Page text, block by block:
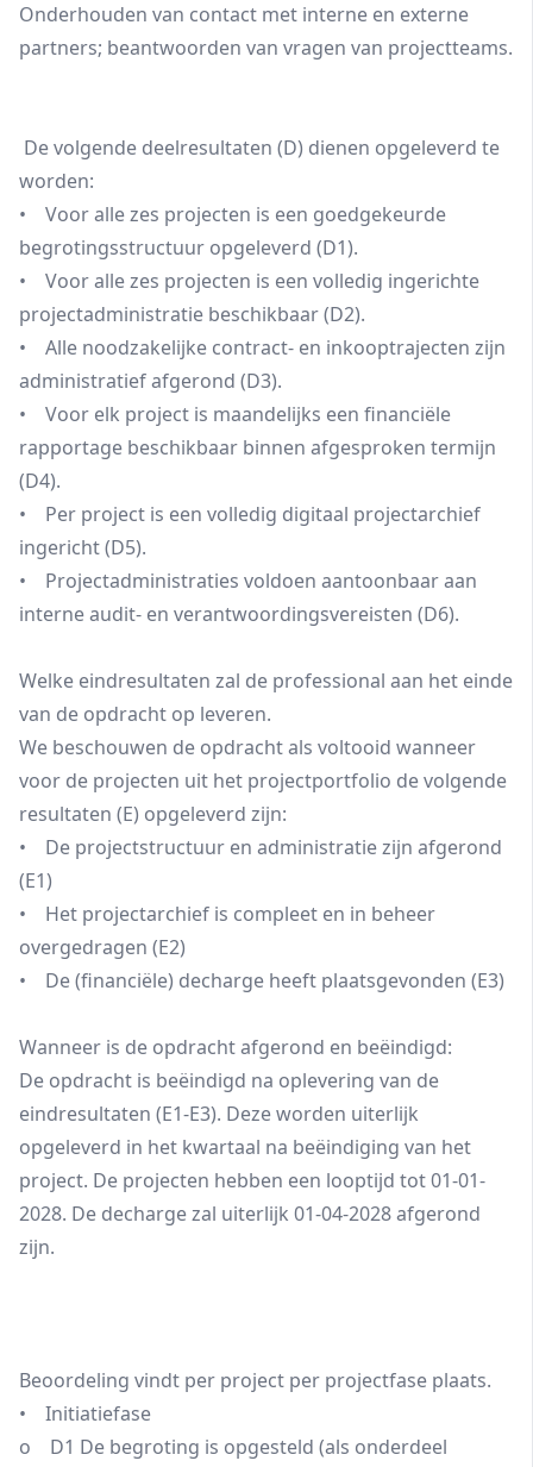
Onderhouden van contact met interne en externe
partners; beantwoorden van vragen van projectteams.
De volgende deelresultaten (D) dienen opgeleverd te
worden:
• Voor alle zes projecten is een goedgekeurde
begrotingsstructuur opgeleverd (D1).
• Voor alle zes projecten is een volledig ingerichte
projectadministratie beschikbaar (D2).
• Alle noodzakelijke contract- en inkooptrajecten zijn
administratief afgerond (D3).
• Voor elk project is maandelijks een financiële
rapportage beschikbaar binnen afgesproken termijn
(D4).
• Per project is een volledig digitaal projectarchief
ingericht (D5).
• Projectadministraties voldoen aantoonbaar aan
interne audit- en verantwoordingsvereisten (D6).
Welke eindresultaten zal de professional aan het einde
van de opdracht op leveren.
We beschouwen de opdracht als voltooid wanneer
voor de projecten uit het projectportfolio de volgende
resultaten (E) opgeleverd zijn:
• De projectstructuur en administratie zijn afgerond
(E1)
• Het projectarchief is compleet en in beheer
overgedragen (E2)
• De (financiële) decharge heeft plaatsgevonden (E3)
Wanneer is de opdracht afgerond en beëindigd:
De opdracht is beëindigd na oplevering van de
eindresultaten (E1-E3). Deze worden uiterlijk
opgeleverd in het kwartaal na beëindiging van het
project. De projecten hebben een looptijd tot 01-01-
2028. De decharge zal uiterlijk 01-04-2028 afgerond
zijn.
Beoordeling vindt per project per projectfase plaats.
• Initiatiefase
o D1 De begroting is opgesteld (als onderdeel